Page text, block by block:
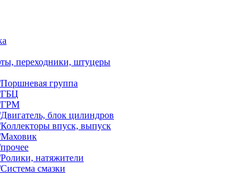
переходники, штуцеры
группа
ГБЦ
ГРМ
блок цилиндров
впуск, выпуск
натяжители
смазки